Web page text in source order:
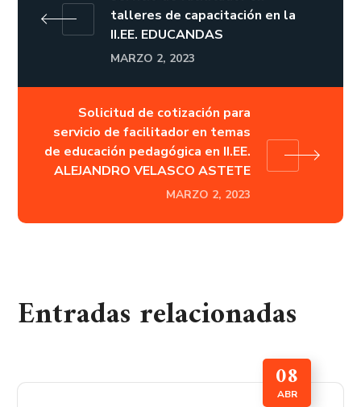
talleres de capacitación en la
II.EE. EDUCANDAS
MARZO 2, 2023
Solicitud de cotización para
servicio de facilitador en temas
de educación pedagógica en II.EE.
ALEJANDRO VELASCO ASTETE
MARZO 2, 2023
Entradas relacionadas
08
ABR